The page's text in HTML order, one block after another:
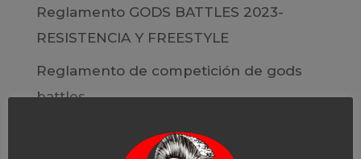
Reglamento GODS BATTLES 2023-
RESISTENCIA Y FREESTYLE
Reglamento de competición de gods
battles
Desplazamiento: ¿Cómo llegar al evento
de Gods Battles?